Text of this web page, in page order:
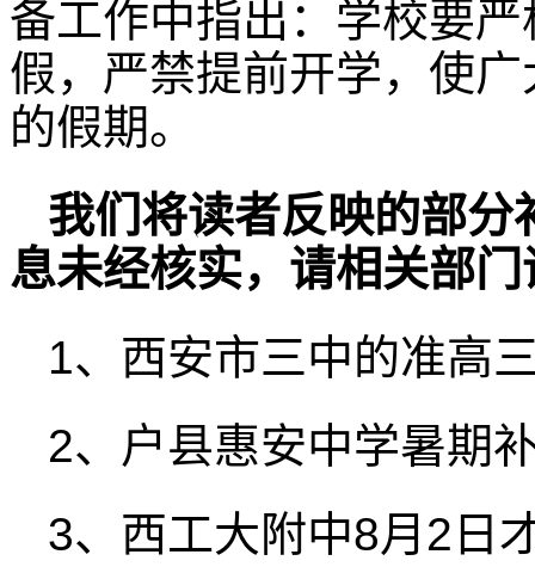
备工作中指出：学校要
假，严禁提前开学，使
的假期。
我们将读者反映的部分
息未经核实，请相关部
1、西安市三中的准高
2、户县惠安中学暑期
3、西工大附中8月2日